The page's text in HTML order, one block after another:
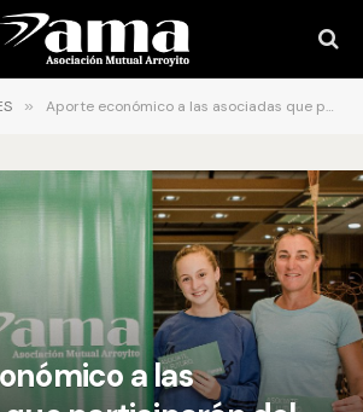
» Aporte económico a las asociadas que participarán del Torneo Copa Otoño Sierras Club
a las